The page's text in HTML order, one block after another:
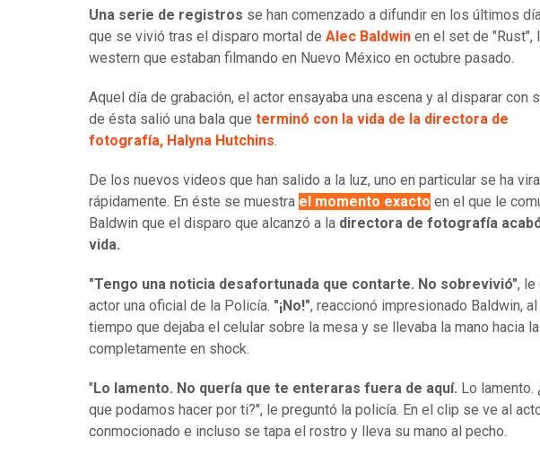
Una serie de registros se han comenzado a difundir en los últimos
que se vivió tras el disparo mortal de Alec Baldwin en el set de "Rust",
western que estaban filmando en Nuevo México en octubre pasado.
Aquel día de grabación, el actor ensayaba una escena y al disparar con
de ésta salió una bala que terminó con la vida de la directora de
fotografía, Halyna Hutchins.
De los nuevos videos que han salido a la luz, uno en particular se ha
rápidamente. En éste se muestra el momento exacto en el que le
Baldwin que el disparo que alcanzó a la directora de fotografía
vida.
"Tengo una noticia desafortunada que contarte. No sobrevivió", le
actor una oficial de la Policía. "¡No!", reaccionó impresionado Baldwin,
tiempo que dejaba el celular sobre la mesa y se llevaba la mano hacia
completamente en shock.
" Lo lamento. No quería que te enteraras fuera de aquí. Lo lamento.
que podamos hacer por ti?", le preguntó la policía. En el clip se ve al
conmocionado e incluso se tapa el rostro y lleva su mano al pecho.